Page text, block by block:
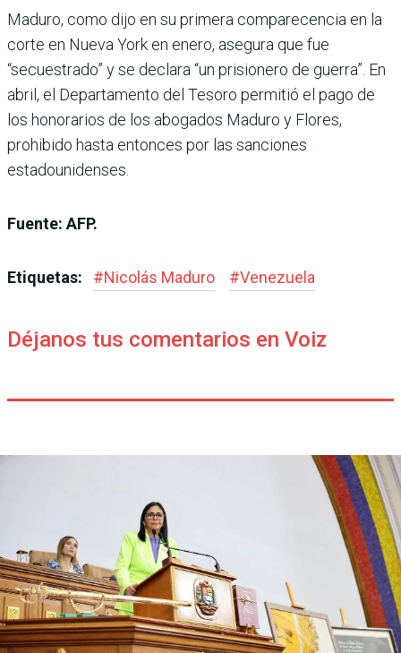
Maduro, como dijo en su primera comparecencia en la
corte en Nueva York en enero, asegura que fue
“secuestrado” y se declara “un prisionero de guerra”. En
abril, el Departamento del Tesoro permitió el pago de
los honorarios de los abogados Maduro y Flores,
prohibido hasta entonces por las sanciones
estadounidenses.
Fuente: AFP.
Etiquetas: #Nicolás Maduro #Venezuela
Déjanos tus comentarios en Voiz